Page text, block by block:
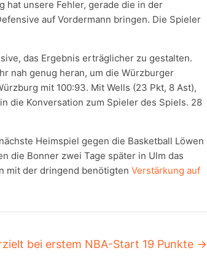
hat unsere Fehler, gerade die in der
auf Vordermann bringen. Die Spieler
das Ergebnis erträglicher zu gestalten.
nah genug heran, um die Würzburger
mit 100:93. Mit Wells (23 Pkt, 8 Ast),
die Konversation zum Spieler des Spiels. 28
Heimspiel gegen die Basketball Löwen
die Bonner zwei Tage später in Ulm das
mit der dringend benötigten Verstärkung auf
bei erstem NBA-Start 19 Punkte →